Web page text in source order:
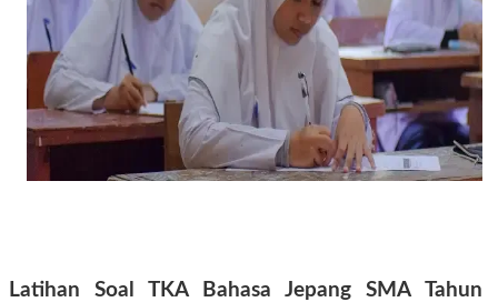
Latihan Soal TKA Bahasa Jepang SMA Tahun